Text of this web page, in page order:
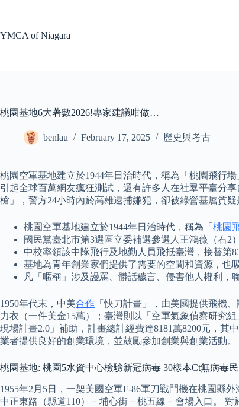
YMCA of Niagara
桃園基地6大著數2026!專家建議咁做…
benlau February 17, 2025 歷史與考古
桃園空軍基地建立於1944年日治時代，稱為「桃園飛行
引起全球百萬網友瘋狂測試，還有許多人在社羣平臺分
槍」，警方24小時內於高雄逮捕嫌犯，卻被綠營基層質
桃園空軍基地建立於1944年日治時代，稱為「 桃園
國民黨臺北市第3選區立委補選參選人王鴻薇（右2
中校率領該中隊飛行及地勤人員飛抵臺灣，接替第
基地為青年創業家們提供了需要的空間和資源，也
凡「暱稱」涉及謾罵、髒話穢言、侵害他人權利，
1950年代末，中美合作 「快刀計畫」，由美國提供飛機
力衣（一件美金15萬）；臺灣則以「空軍氣象偵察研究
現場計畫2.0」補助，計畫總計經費達8181萬8200元，
業者提供良好的創業環境，並鼓勵參加創業與創業活動
桃園基地: 桃園5水資中心檢驗新冠病毒 30樣本Ct無病毒
1955年2月5日，一架美國空軍F-86軍刀戰鬥機在桃園縣
中正東路（縣道110）－埔心街－桃五線－會場入口。